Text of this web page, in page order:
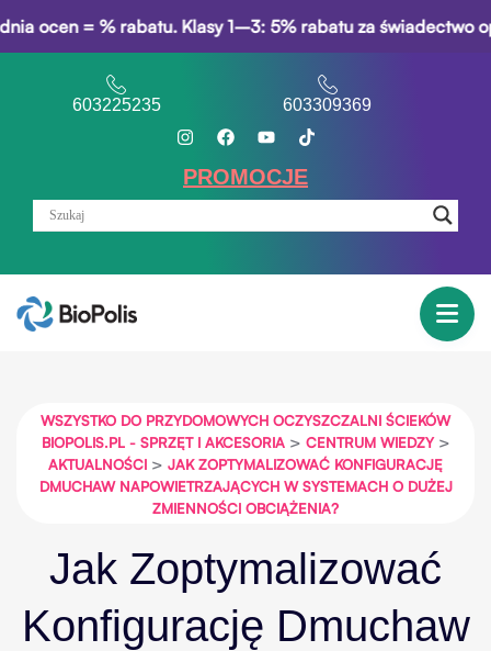
= % rabatu. Klasy 1–3: 5% rabatu za świadectwo
603225235 603309369
PROMOCJE
WSZYSTKO DO PRZYDOMOWYCH OCZYSZCZALNI ŚCIEKÓW
BIOPOLIS.PL - SPRZĘT I AKCESORIA> CENTRUM WIEDZY>
AKTUALNOŚCI > JAK ZOPTYMALIZOWAĆ KONFIGURACJĘ
DMUCHAW NAPOWIETRZAJĄCYCH W SYSTEMACH O DUŻEJ
ZMIENNOŚCI OBCIĄŻENIA?
Jak Zoptymalizować
Konfigurację Dmuchaw